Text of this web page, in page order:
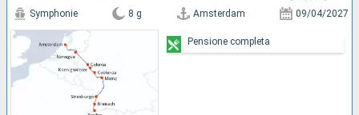
Symphonie 8 g Amsterdam 09/04/2027
Pensione completa